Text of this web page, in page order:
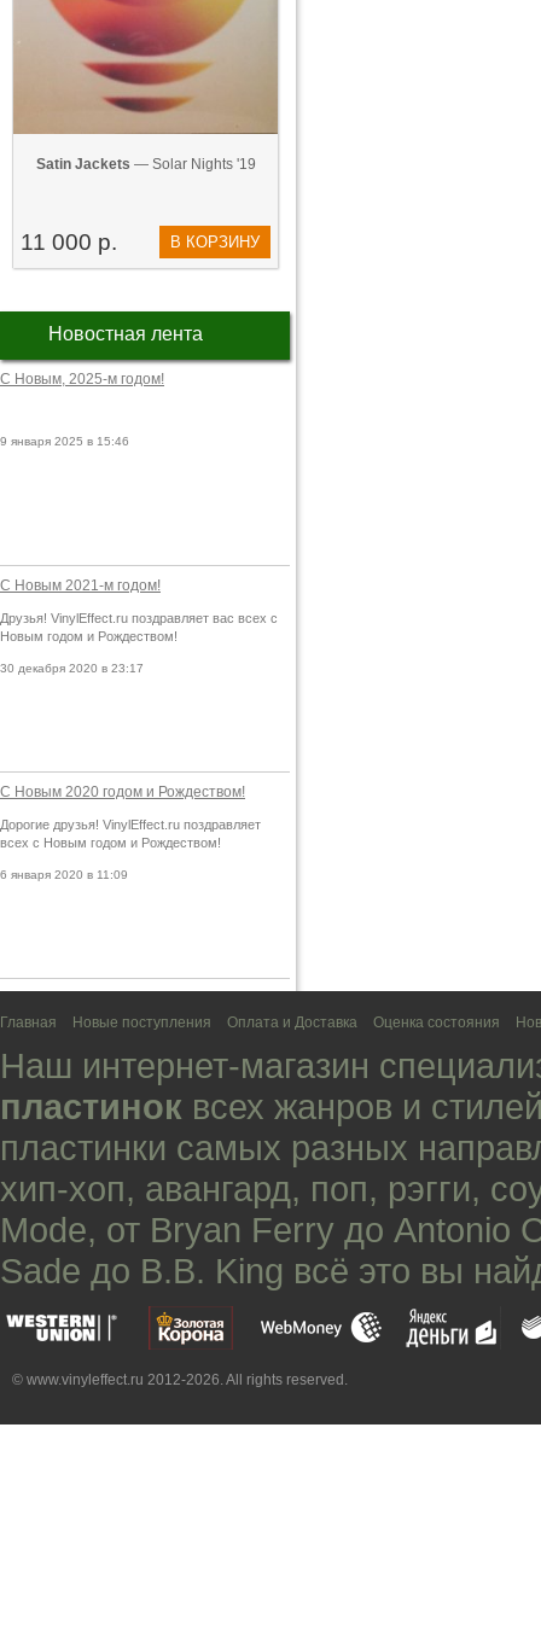
Satin Jackets — Solar Nights '19
11 000 р. В КОРЗИНУ
Новостная лента
С Новым, 2025-м годом!
9 января 2025 в 15:46
С Новым 2021-м годом!
Друзья! VinylEffect.ru поздравляет вас всех с
Новым годом и Рождеством!
30 декабря 2020 в 23:17
С Новым 2020 годом и Рождеством!
Дорогие друзья! VinylEffect.ru поздравляет
всех с Новым годом и Рождеством!
6 января 2020 в 11:09
Главная Новые поступления Оплата и Доставка Оценка состояния
Наш интернет-магазин
пластинок всех жанров и
пластинки самых разных
хип-хоп, авангард, поп, рэгги,
Mode, от Bryan Ferry до Antonio
Sade до B.B. King всё это вы
© www.vinyleffect.ru 2012-2026. All rights reserved.